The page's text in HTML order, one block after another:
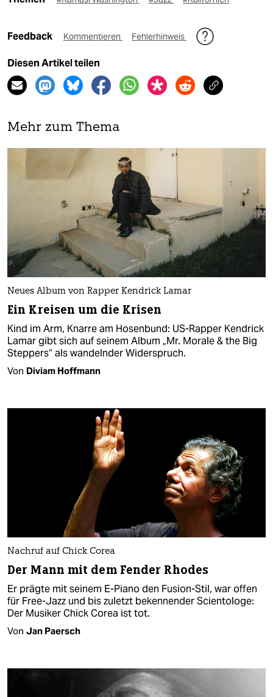
Feedback Kommentieren Fehlerhinweis
Diesen Artikel teilen
Mehr zum Thema
Neues Album von Rapper Kendrick Lamar
Ein Kreisen um die Krisen
Kind im Arm, Knarre am Hosenbund: US-Rapper Kendrick
Lamar gibt sich auf seinem Album „Mr. Morale & the Big
Steppers“ als wandelnder Widerspruch.
Von Diviam Hoffmann
Nachruf auf Chick Corea
Der Mann mit dem Fender Rhodes
Er prägte mit seinem E-Piano den Fusion-Stil, war offen
für Free-Jazz und bis zuletzt bekennender Scientologe:
Der Musiker Chick Corea ist tot.
Von Jan Paersch